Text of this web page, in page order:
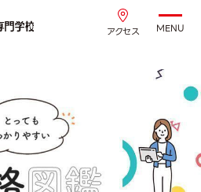
アクセス MENU